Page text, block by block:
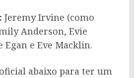
Jeremy Irvine (como
Anderson, Evie
Egan e Eve Macklin.
abaixo para ter um